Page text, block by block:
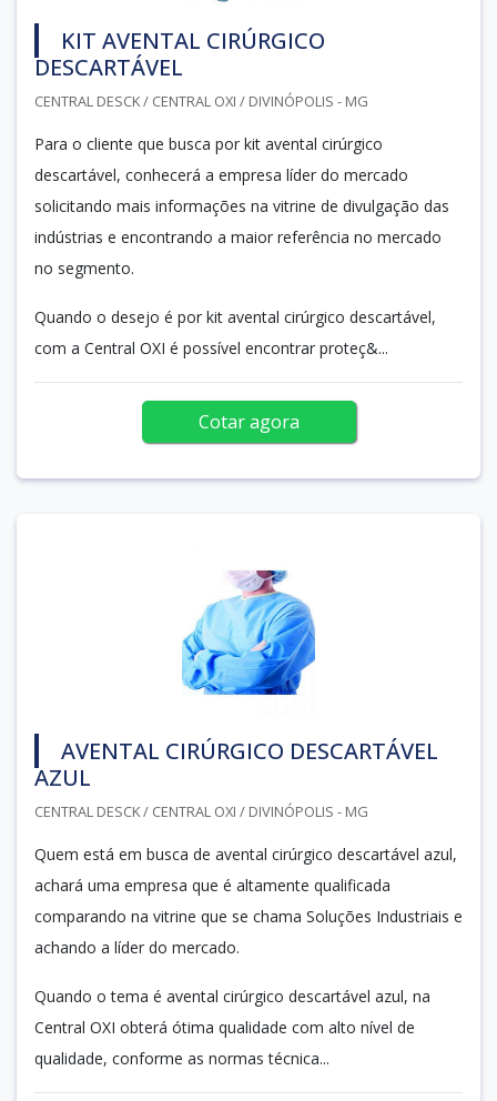
KIT AVENTAL CIRÚRGICO
DESCARTÁVEL
CENTRAL DESCK / CENTRAL OXI / DIVINÓPOLIS - MG
Para o cliente que busca por kit avental cirúrgico
descartável, conhecerá a empresa líder do mercado
solicitando mais informações na vitrine de divulgação das
indústrias e encontrando a maior referência no mercado
no segmento.
Quando o desejo é por kit avental cirúrgico descartável,
com a Central OXI é possível encontrar proteç&...
Cotar agora
AVENTAL CIRÚRGICO DESCARTÁVEL
AZUL
CENTRAL DESCK / CENTRAL OXI / DIVINÓPOLIS - MG
Quem está em busca de avental cirúrgico descartável azul,
achará uma empresa que é altamente qualificada
comparando na vitrine que se chama Soluções Industriais e
achando a líder do mercado.
Quando o tema é avental cirúrgico descartável azul, na
Central OXI obterá ótima qualidade com alto nível de
qualidade, conforme as normas técnica...